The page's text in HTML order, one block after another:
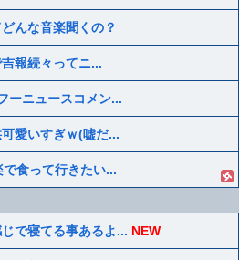
んな音楽聞くの？
報続々ってニ...
ニュースコメン...
可愛いすぎｗ(嘘だ...
食って行きたい...
で寝てる事あるよ... NEW